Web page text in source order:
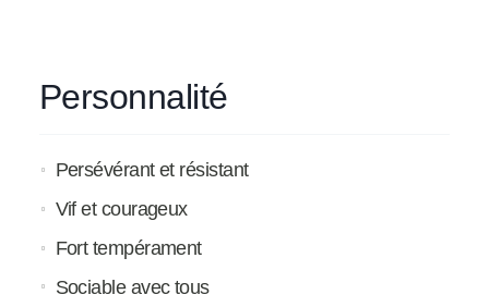
Personnalité
Persévérant et résistant
Vif et courageux
Fort tempérament
Sociable avec tous